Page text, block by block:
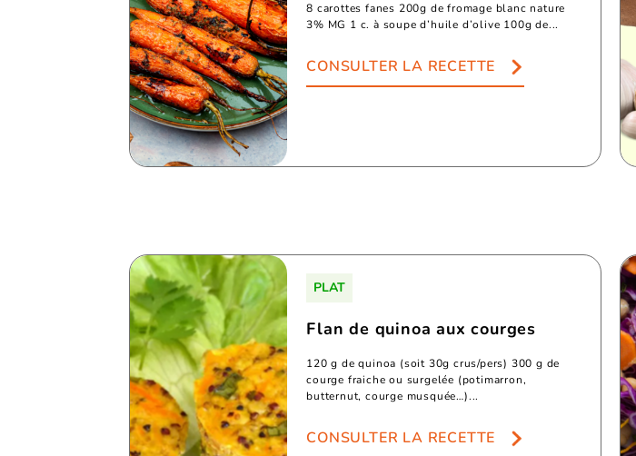
8 carottes fanes 200g de fromage blanc nature
3% MG 1 c. à soupe d’huile d’olive 100g de...
CONSULTER LA RECETTE
PLAT
Flan de quinoa aux courges
120 g de quinoa (soit 30g crus/pers) 300 g de
courge fraiche ou surgelée (potimarron,
butternut, courge musquée…)...
CONSULTER LA RECETTE